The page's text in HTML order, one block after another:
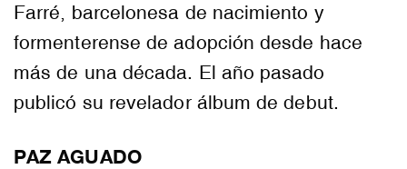
Farré, barcelonesa de nacimiento y
formenterense de adopción desde hace
más de una década. El año pasado
publicó su revelador álbum de debut.
PAZ AGUADO